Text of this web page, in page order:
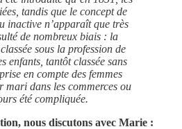
tandis que le concept de
inactive n’apparaît que très
de nombreux biais : la
sous la profession de
enfants, tantôt classée sans
en compte des femmes
mari dans les commerces ou
été compliquée.
nous discutons avec Marie :